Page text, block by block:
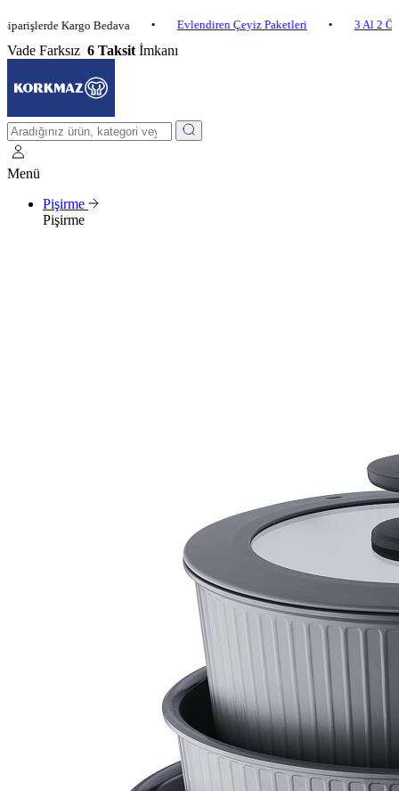
Kargo Bedava • Evlendiren Çeyiz Paketleri • 3 Al 2 Öde •
Vade Farksız 6 Taksit İmkanı
Menü
Pişirme
Pişirme